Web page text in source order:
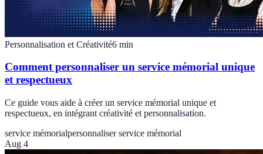
Personnalisation et Créativité6 min
Comment personnaliser un service mémorial unique
et respectueux
Ce guide vous aide à créer un service mémorial unique et
respectueux, en intégrant créativité et personnalisation.
service mémorialpersonnaliser service mémorial
Aug 4